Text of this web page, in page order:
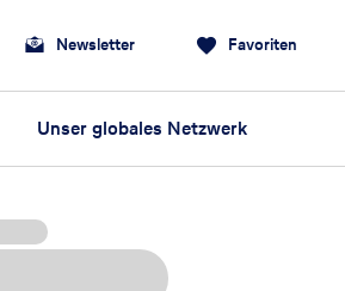
Newsletter Favoriten
Unser globales Netzwerk